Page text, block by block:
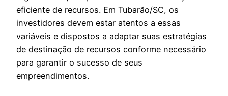
eficiente de recursos. Em Tubarão/SC, os
investidores devem estar atentos a essas
variáveis e dispostos a adaptar suas estratégias
de destinação de recursos conforme necessário
para garantir o sucesso de seus
empreendimentos.